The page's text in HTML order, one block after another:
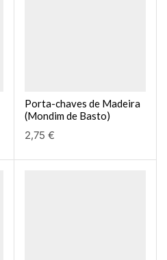
Porta-chaves de Madeira
(Mondim de Basto)
2,75 €